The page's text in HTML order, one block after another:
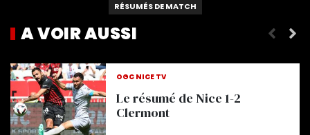
RÉSUMÉS DE MATCH
A VOIR AUSSI
OGC NICE TV
Le résumé de Nice 1-2
Clermont
Le résumé de la victoire à Monaco !